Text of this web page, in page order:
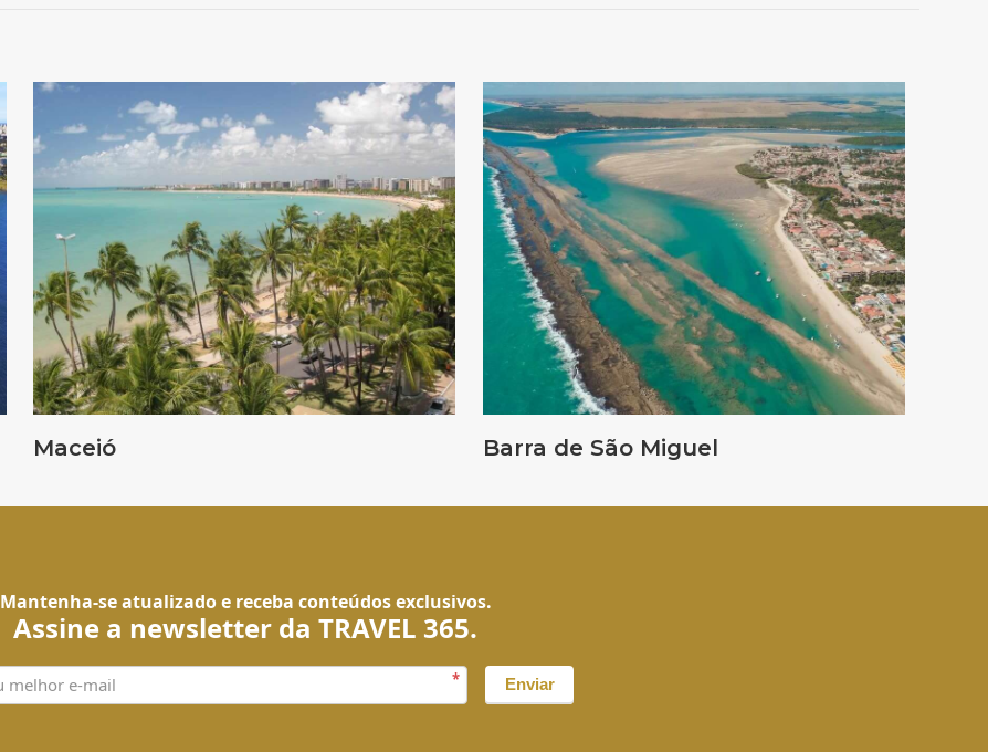
Maceió Barra de São Miguel
Mantenha-se atualizado e receba conteúdos exclusivos.
Assine a newsletter da TRAVEL 365.
* Enviar